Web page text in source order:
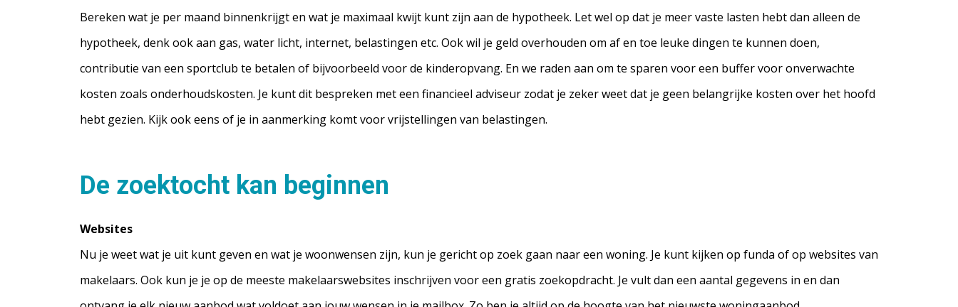
Bereken wat je per maand binnenkrijgt en wat je maximaal kwijt kunt zijn aan de hypotheek. Let wel op dat je meer vaste lasten hebt dan alleen de
hypotheek, denk ook aan gas, water licht, internet, belastingen etc. Ook wil je geld overhouden om af en toe leuke dingen te kunnen doen,
contributie van een sportclub te betalen of bijvoorbeeld voor de kinderopvang. En we raden aan om te sparen voor een buffer voor onverwachte
kosten zoals onderhoudskosten. Je kunt dit bespreken met een financieel adviseur zodat je zeker weet dat je geen belangrijke kosten over het hoofd
hebt gezien. Kijk ook eens of je in aanmerking komt voor vrijstellingen van belastingen.
De zoektocht kan beginnen
Websites
Nu je weet wat je uit kunt geven en wat je woonwensen zijn, kun je gericht op zoek gaan naar een woning. Je kunt kijken op funda of op websites van
makelaars. Ook kun je je op de meeste makelaarswebsites inschrijven voor een gratis zoekopdracht. Je vult dan een aantal gegevens in en dan